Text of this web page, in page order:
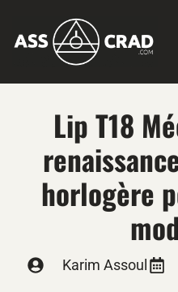
Lip T18
horlogère
Karim Assoul